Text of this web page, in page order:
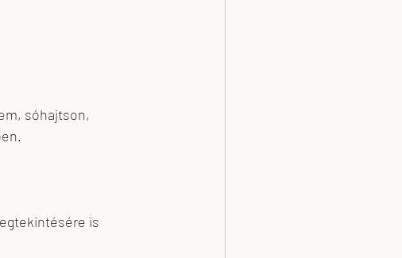
sóhajtson,
is